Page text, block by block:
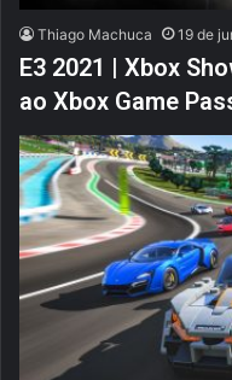
Thiago Machuca 19 de
E3 2021 | Xbox
ao Xbox Game